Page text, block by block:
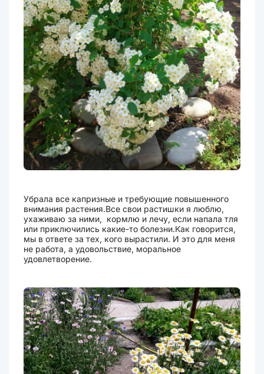
Убрала все капризные и требующие повышенного
внимания растения.Все свои растишки я люблю,
ухаживаю за ними, кормлю и лечу, если напала тля
или приключились какие-то болезни.Как говорится,
мы в ответе за тех, кого вырастили. И это для меня
не работа, а удовольствие, моральное
удовлетворение.